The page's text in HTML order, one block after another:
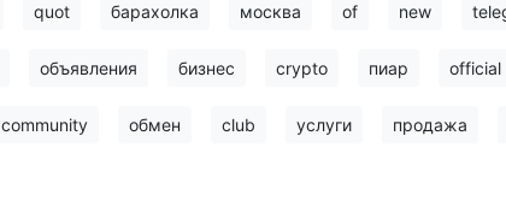
quot барахолка москва of new
объявления бизнес crypto пиар official
community обмен club услуги продажа